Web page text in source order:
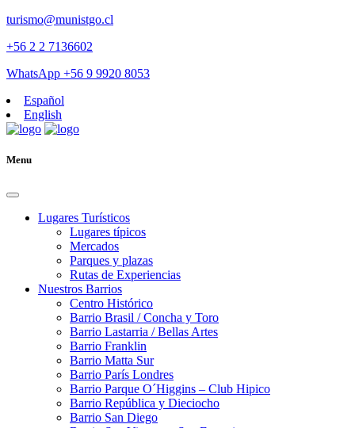
turismo@munistgo.cl
+56 2 2 7136602
WhatsApp +56 9 9920 8053
Español
English
Menu
Lugares Turísticos
Lugares tí­picos
Mercados
Parques y plazas
Rutas de Experiencias
Nuestros Barrios
Centro Histórico
Barrio Brasil / Concha y Toro
Barrio Lastarria / Bellas Artes
Barrio Franklin
Barrio Matta Sur
Barrio Parí­s Londres
Barrio Parque O´Higgins – Club Hipico
Barrio República y Dieciocho
Barrio San Diego